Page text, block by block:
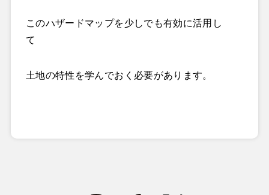
このハザードマップを少しでも有効に活用し
て
土地の特性を学んでおく必要があります。